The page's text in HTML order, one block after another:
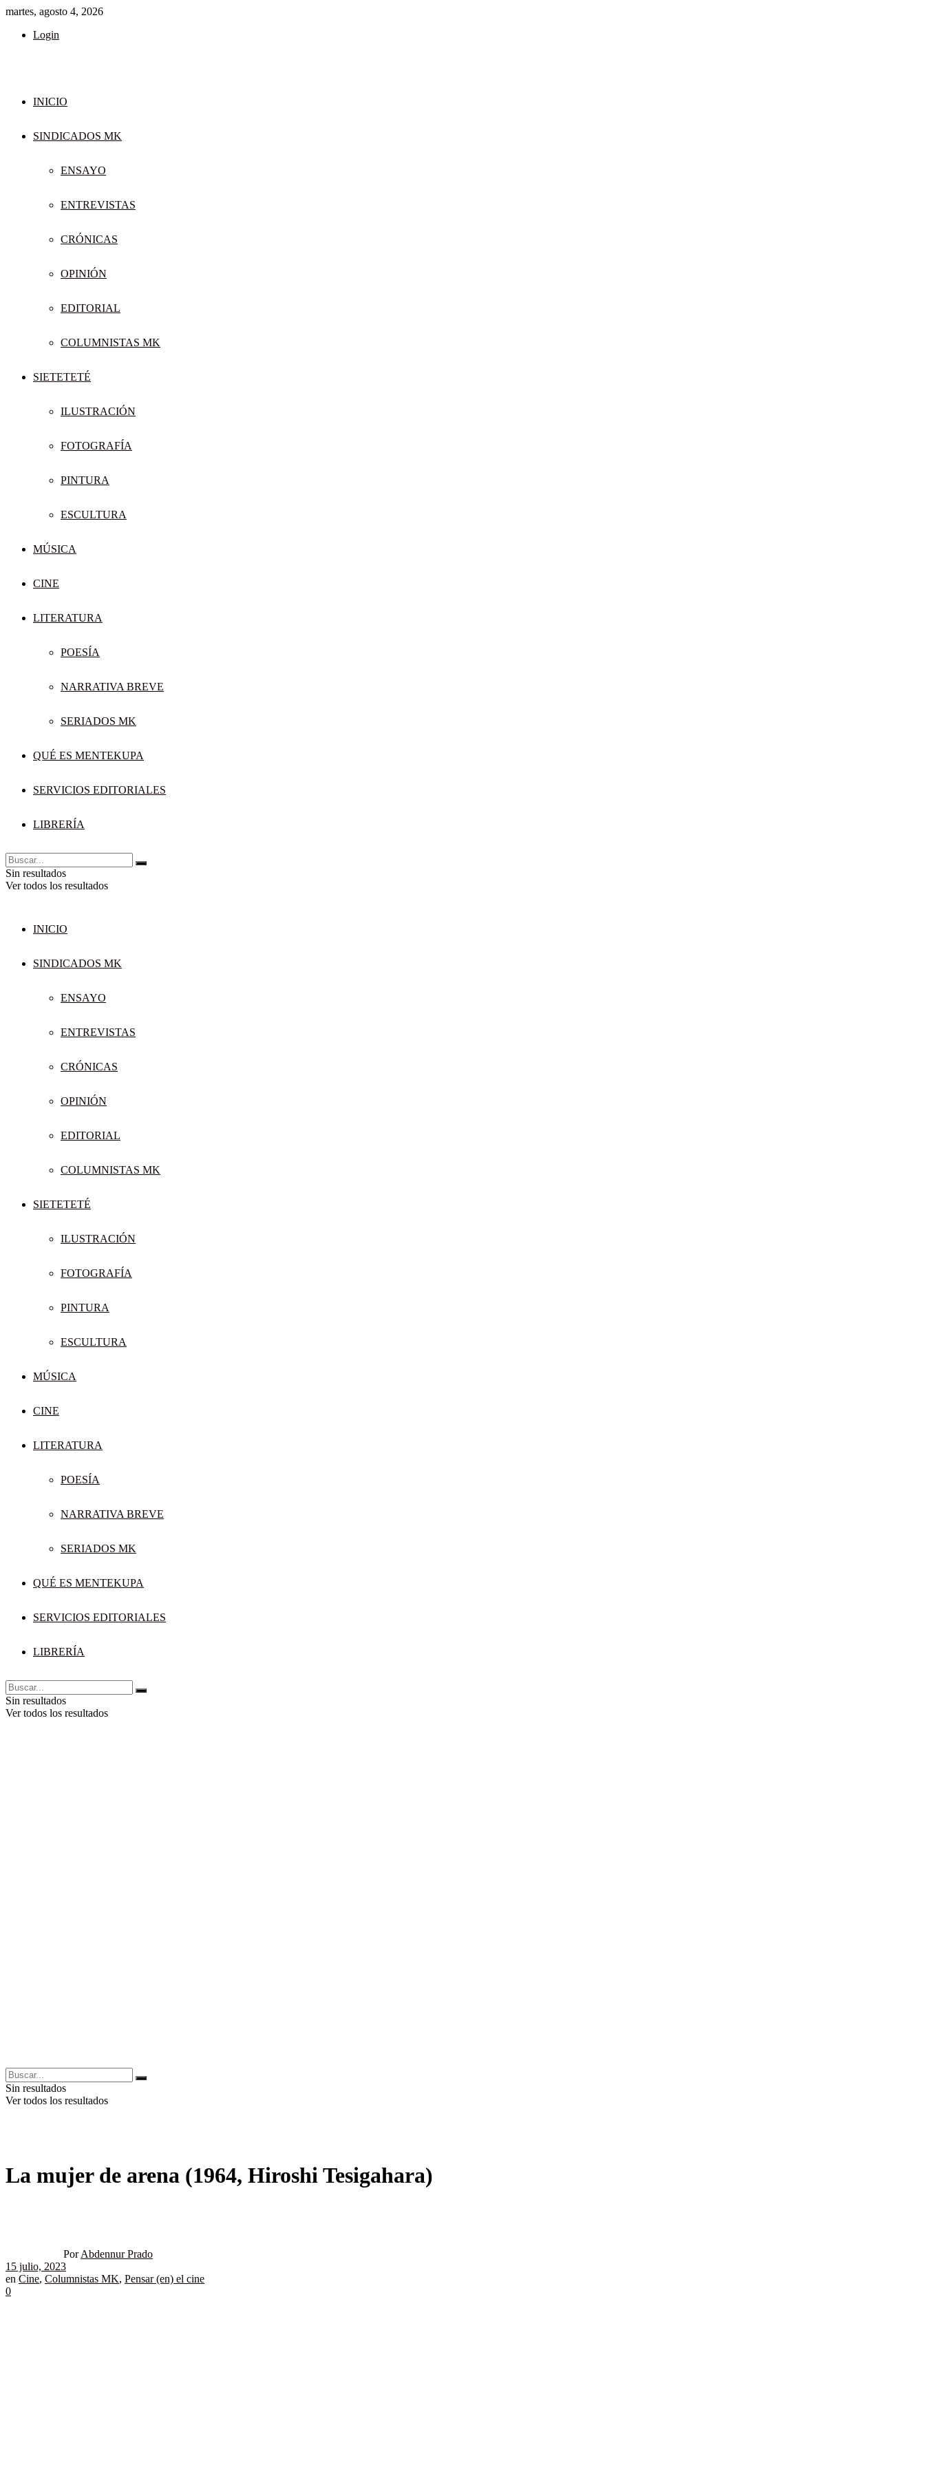
martes, agosto 4, 2026
Login
INICIO
SINDICADOS MK
ENSAYO
ENTREVISTAS
CRÓNICAS
OPINIÓN
EDITORIAL
COLUMNISTAS MK
SIETETETÉ
ILUSTRACIÓN
FOTOGRAFÍA
PINTURA
ESCULTURA
MÚSICA
CINE
LITERATURA
POESÍA
NARRATIVA BREVE
SERIADOS MK
QUÉ ES MENTEKUPA
SERVICIOS EDITORIALES
LIBRERÍA
Sin resultados
Ver todos los resultados
INICIO
SINDICADOS MK
ENSAYO
ENTREVISTAS
CRÓNICAS
OPINIÓN
EDITORIAL
COLUMNISTAS MK
SIETETETÉ
ILUSTRACIÓN
FOTOGRAFÍA
PINTURA
ESCULTURA
MÚSICA
CINE
LITERATURA
POESÍA
NARRATIVA BREVE
SERIADOS MK
QUÉ ES MENTEKUPA
SERVICIOS EDITORIALES
LIBRERÍA
Sin resultados
Ver todos los resultados
Sin resultados
Ver todos los resultados
La mujer de arena (1964, Hiroshi Tesigahara)
PorAbdennur Prado
15 julio, 2023
en Cine, Columnistas MK, Pensar (en) el cine
0